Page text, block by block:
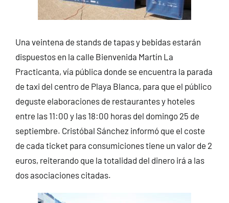
Una veintena de stands de tapas y bebidas estarán
dispuestos en la calle Bienvenida Martín La
Practicanta, vía pública donde se encuentra la parada
de taxi del centro de Playa Blanca, para que el público
deguste elaboraciones de restaurantes y hoteles
entre las 11:00 y las 18:00 horas del domingo 25 de
septiembre. Cristóbal Sánchez informó que el coste
de cada ticket para consumiciones tiene un valor de 2
euros, reiterando que la totalidad del dinero irá a las
dos asociaciones citadas.